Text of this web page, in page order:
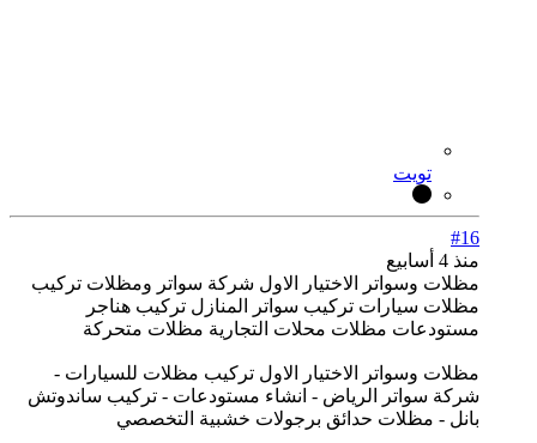
تويت
#16
منذ 4 أسابيع
مظلات وسواتر الاختيار الاول شركة سواتر ومظلات تركيب
مظلات سيارات تركيب سواتر المنازل تركيب هناجر
مستودعات مظلات محلات التجارية مظلات متحركة
مظلات وسواتر الاختيار الاول تركيب مظلات للسيارات -
شركة سواتر الرياض - انشاء مستودعات - تركيب ساندوتش
بانل - مظلات حدائق برجولات خشبية التخصصي